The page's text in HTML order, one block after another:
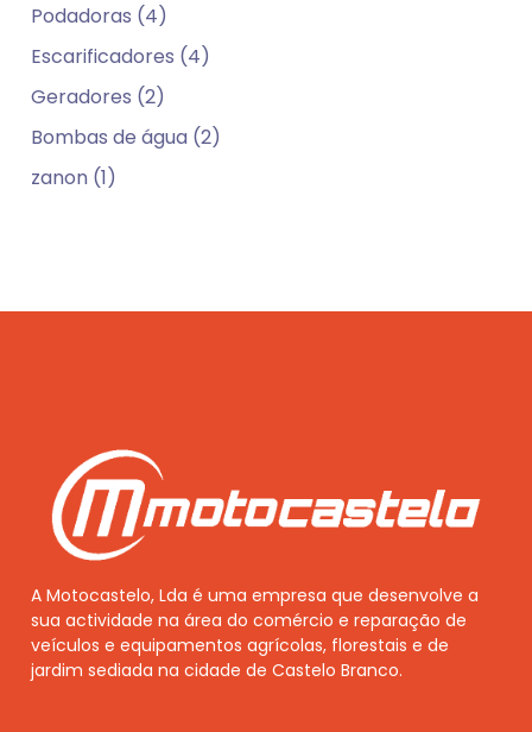
Podadoras (4)
Escarificadores (4)
Geradores (2)
Bombas de água (2)
zanon (1)
A Motocastelo, Lda é uma empresa que desenvolve a
sua actividade na área do comércio e reparação de
veículos e equipamentos agrícolas, florestais e de
jardim sediada na cidade de Castelo Branco.